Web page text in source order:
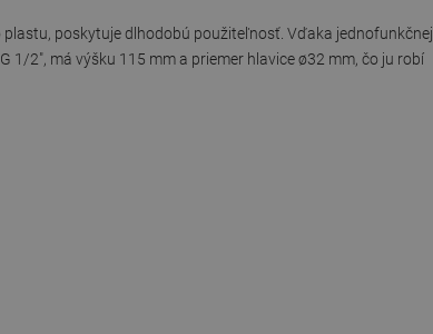
poskytuje dlhodobú použiteľnosť. Vďaka jednofunkčnej
2", má výšku 115 mm a priemer hlavice ø32 mm, čo ju robí